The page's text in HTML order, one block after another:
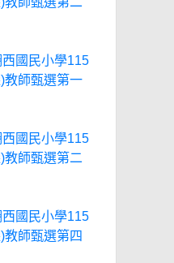
國民小學115
教師甄選第一
國民小學115
教師甄選第二
國民小學115
教師甄選第四